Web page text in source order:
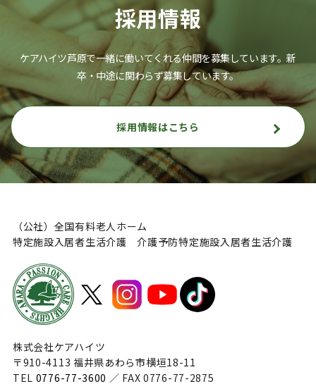
採用情報
ケアハイツ芦原で一緒に働いてくれる仲間を募集しています。新
卒・中途に関わらず募集しています。
採用情報はこちら
（公社）全国有料老人ホーム
特定施設入居者生活介護 介護予防特定施設入居者生活介護
株式会社ケアハイツ
〒910-4113 福井県あわら市横垣18-11
TEL 0776-77-3600 ／ FAX 0776-77-2875